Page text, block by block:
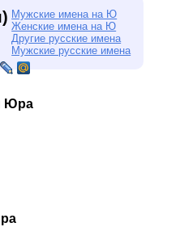
Мужские имена на Ю
Женские имена на Ю
Другие русские имена
Мужские русские имена
Юра